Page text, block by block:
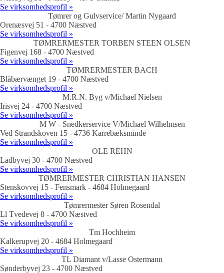
Se virksomhedsprofil »
Tømrer og Gulvservice/ Martin Nygaard
Orenæsvej 51 - 4700 Næstved
Se virksomhedsprofil »
TØMRERMESTER TORBEN STEEN OLSEN
Figenvej 168 - 4700 Næstved
Se virksomhedsprofil »
TØMRERMESTER BACH
Blåbærvænget 19 - 4700 Næstved
Se virksomhedsprofil »
M.R.N. Byg v/Michael Nielsen
Irisvej 24 - 4700 Næstved
Se virksomhedsprofil »
M W - Snedkerservice V/Michael Wilhelmsen
Ved Strandskoven 15 - 4736 Karrebæksminde
Se virksomhedsprofil »
OLE REHN
Ladbyvej 30 - 4700 Næstved
Se virksomhedsprofil »
TØMRERMESTER CHRISTIAN HANSEN
Stenskovvej 15 - Fensmark - 4684 Holmegaard
Se virksomhedsprofil »
Tømrermester Søren Rosendal
Ll Tvedevej 8 - 4700 Næstved
Se virksomhedsprofil »
Tm Hochheim
Kalkerupvej 20 - 4684 Holmegaard
Se virksomhedsprofil »
TL Diamant v/Lasse Ostermann
Sønderbyvej 23 - 4700 Næstved